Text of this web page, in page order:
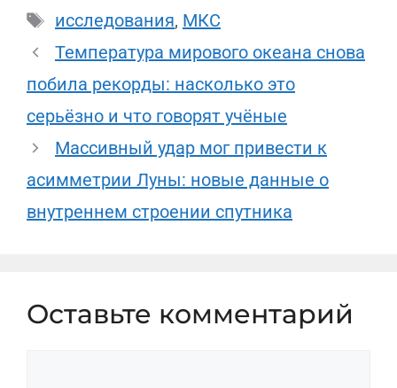
Метки
исследования, МКС
Температура мирового океана снова
побила рекорды: насколько это
серьёзно и что говорят учёные
Массивный удар мог привести к
асимметрии Луны: новые данные о
внутреннем строении спутника
Оставьте комментарий